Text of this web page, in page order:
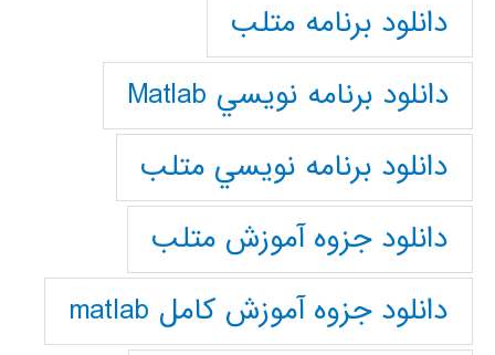
دانلود برنامه متلب
دانلود برنامه نويسي Matlab
دانلود برنامه نويسي متلب
دانلود جزوه آموزش متلب
دانلود جزوه آموزش کامل matlab